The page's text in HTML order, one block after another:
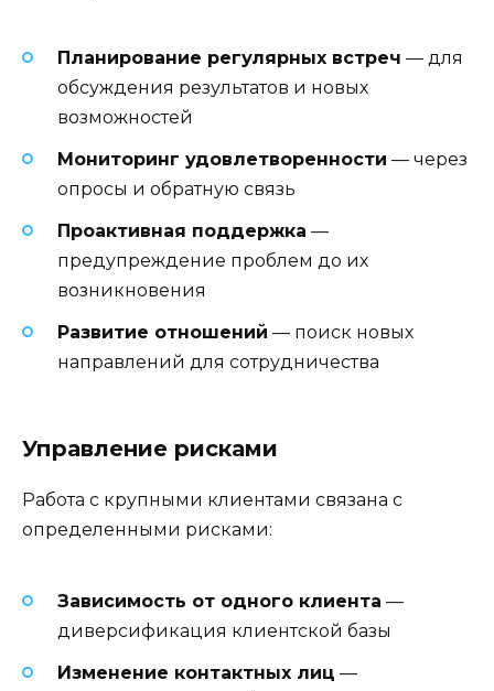
Планирование регулярных встреч — для
обсуждения результатов и новых
возможностей
Мониторинг удовлетворенности — через
опросы и обратную связь
Проактивная поддержка —
предупреждение проблем до их
возникновения
Развитие отношений — поиск новых
направлений для сотрудничества
Управление рисками
Работа с крупными клиентами связана с
определенными рисками:
Зависимость от одного клиента —
диверсификация клиентской базы
Изменение контактных лиц —